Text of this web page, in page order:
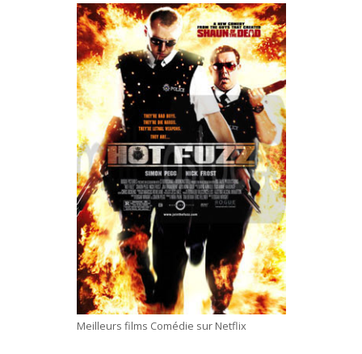
Meilleurs films Comédie sur Netflix